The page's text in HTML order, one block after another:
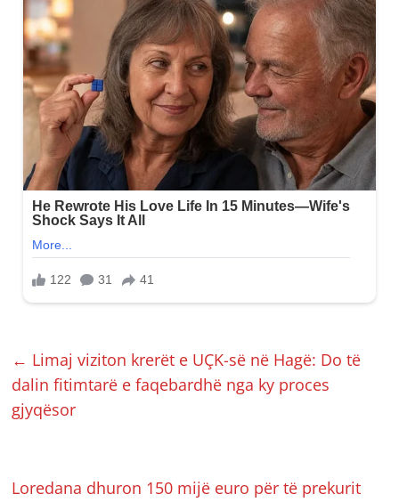
← Limaj viziton krerët e UÇK-së në Hagë: Do të
dalin fitimtarë e faqebardhë nga ky proces
gjyqësor
Loredana dhuron 150 mijë euro për të prekurit